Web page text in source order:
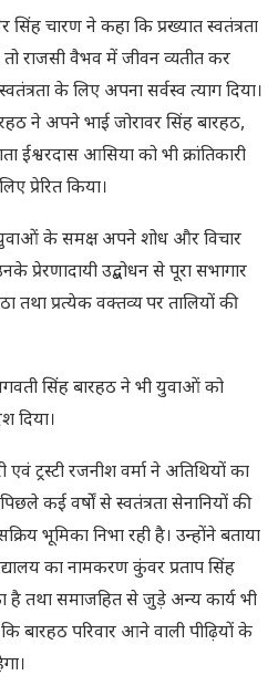
चारण ने कहा कि प्रख्यात स्वतंत्रता
राजसी वैभव में जीवन व्यतीत कर
के लिए अपना सर्वस्व त्याग दिया।
ने अपने भाई जोरावर सिंह बारहठ,
ईश्वरदास आसिया को भी क्रांतिकारी
प्रेरित किया।
के समक्ष अपने शोध और विचार
प्रेरणादायी उद्बोधन से पूरा सभागार
प्रत्येक वक्तव्य पर तालियों की
सिंह बारहठ ने भी युवाओं को
दिया।
ट्रस्टी रजनीश वर्मा ने अतिथियों का
कई वर्षों से स्वतंत्रता सेनानियों की
भूमिका निभा रही है। उन्होंने बताया
का नामकरण कुंवर प्रताप सिंह
है तथा समाजहित से जुड़े अन्य कार्य भी
बारहठ परिवार आने वाली पीढ़ियों के